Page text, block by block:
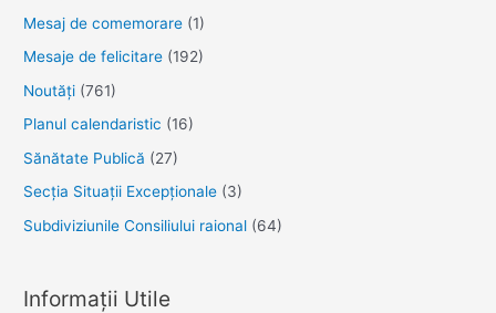
Mesaj de comemorare (1)
Mesaje de felicitare (192)
Noutăţi (761)
Planul calendaristic (16)
Sănătate Publică (27)
Secția Situații Excepționale (3)
Subdiviziunile Consiliului raional (64)
Informații Utile